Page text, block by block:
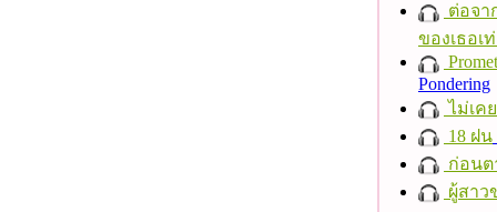
ต่อจา
ของเธอเ
Pondering
ไม่เคย
18 ฝน
ก่อนต
ผู้สาว